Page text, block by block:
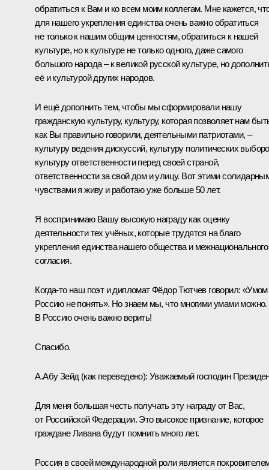
обратиться к Вам и ко всем моим коллегам. Мне кажется,
для нашего укрепления единства очень важно обратиться
не только к нашим общим ценностям, обратиться к нашей
культуре, но к культуре не только одного, даже самого
большого народа ‒ к великой русской культуре, но
её и культурой других народов.
И ещё дополнить тем, чтобы мы сформировали нашу
гражданскую культуру, культуру, которая позволяет нам
как Вы правильно говорили, деятельными патриотами, ‒
культуру ведения дискуссий, культуру политических
культуру ответственности перед своей страной,
ответственности за свой дом и улицу. Вот этими
чувствами я живу и работаю уже больше 50 лет.
Я воспринимаю Вашу высокую награду как оценку
деятельности тех учёных, которые трудятся на благо
укрепления единства нашего общества и межнационального
согласия.
Когда‑то наш поэт и дипломат Фёдор Тютчев говорил: «Умом
Россию не понять». Но знаем мы, что многими умами можно.
В Россию очень важно верить!
Спасибо.
А.Абу Зейд (как переведено): Уважаемый господин
Для меня большая честь получать эту награду от Вас,
от Российской Федерации. Это высокое признание, которое
граждане Ливана будут помнить много лет.
Россия в своей международной роли является